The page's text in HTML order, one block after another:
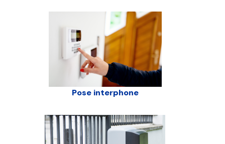
Pose interphone